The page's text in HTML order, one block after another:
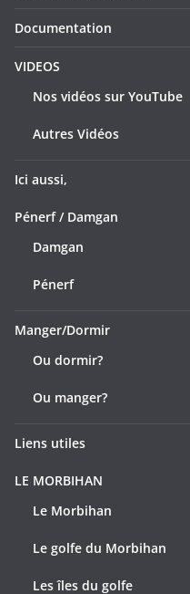
Documentation
VIDEOS
Nos vidéos sur YouTube
Autres Vidéos
Ici aussi,
Pénerf / Damgan
Damgan
Pénerf
Manger/Dormir
Ou dormir?
Ou manger?
Liens utiles
LE MORBIHAN
Le Morbihan
Le golfe du Morbihan
Les îles du golfe